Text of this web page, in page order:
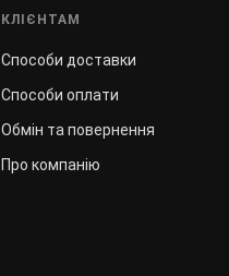
КЛІЄНТАМ
Способи доставки
Способи оплати
Обмін та повернення
Про компанію